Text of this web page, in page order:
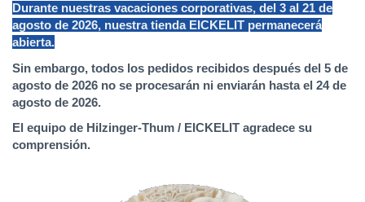
Durante nuestras vacaciones corporativas, del 3 al 21 de
agosto de 2026, nuestra tienda EICKELIT permanecerá
abierta.
Sin embargo, todos los pedidos recibidos después del 5 de
agosto de 2026 no se procesarán ni enviarán hasta el 24 de
agosto de 2026.
El equipo de Hilzinger-Thum / EICKELIT agradece su
comprensión.